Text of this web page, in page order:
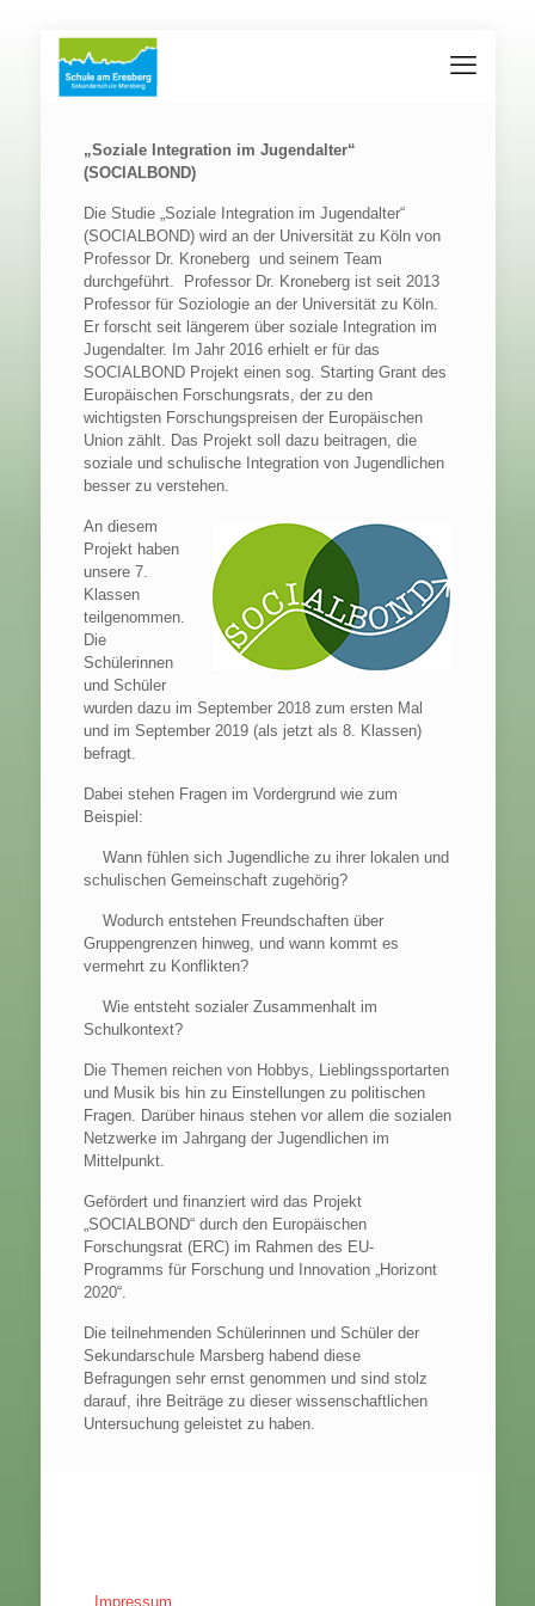
„Soziale Integration im Jugendalter“
(SOCIALBOND)
Die Studie „Soziale Integration im Jugendalter“
(SOCIALBOND) wird an der Universität zu Köln von
Professor Dr. Kroneberg und seinem Team
durchgeführt. Professor Dr. Kroneberg ist seit 2013
Professor für Soziologie an der Universität zu Köln.
Er forscht seit längerem über soziale Integration im
Jugendalter. Im Jahr 2016 erhielt er für das
SOCIALBOND Projekt einen sog. Starting Grant des
Europäischen Forschungsrats, der zu den
wichtigsten Forschungspreisen der Europäischen
Union zählt. Das Projekt soll dazu beitragen, die
soziale und schulische Integration von Jugendlichen
besser zu verstehen.
An diesem
Projekt haben
unsere 7.
Klassen
teilgenommen.
Die
Schülerinnen
und Schüler
wurden dazu im September 2018 zum ersten Mal
und im September 2019 (als jetzt als 8. Klassen)
befragt.
Dabei stehen Fragen im Vordergrund wie zum
Beispiel:
Wann fühlen sich Jugendliche zu ihrer lokalen und
schulischen Gemeinschaft zugehörig?
Wodurch entstehen Freundschaften über
Gruppengrenzen hinweg, und wann kommt es
vermehrt zu Konflikten?
Wie entsteht sozialer Zusammenhalt im
Schulkontext?
Die Themen reichen von Hobbys, Lieblingssportarten
und Musik bis hin zu Einstellungen zu politischen
Fragen. Darüber hinaus stehen vor allem die sozialen
Netzwerke im Jahrgang der Jugendlichen im
Mittelpunkt.
Gefördert und finanziert wird das Projekt
„SOCIALBOND“ durch den Europäischen
Forschungsrat (ERC) im Rahmen des EU-
Programms für Forschung und Innovation „Horizont
2020“.
Die teilnehmenden Schülerinnen und Schüler der
Sekundarschule Marsberg habend diese
Befragungen sehr ernst genommen und sind stolz
darauf, ihre Beiträge zu dieser wissenschaftlichen
Untersuchung geleistet zu haben.
Impressum